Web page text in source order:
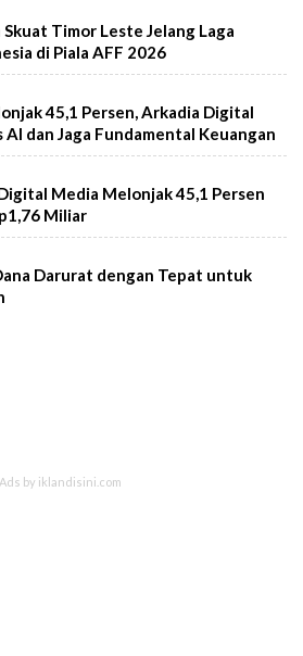
Timor Leste Jelang Laga
di Piala AFF 2026
45,1 Persen, Arkadia Digital
dan Jaga Fundamental Keuangan
Media Melonjak 45,1 Persen
Miliar
Darurat dengan Tepat untuk